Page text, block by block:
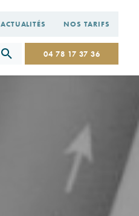
ACTUALITÉS NOS TARIFS
04 78 17 37 36